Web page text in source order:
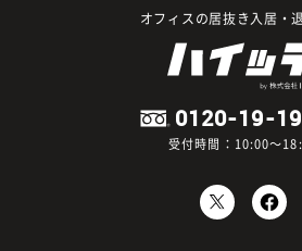
オフィスの居抜き入居・
0120-19-
受付時間：10:00～